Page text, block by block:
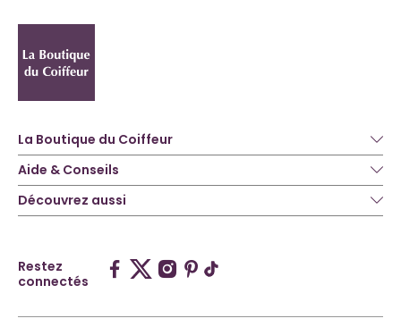
La Boutique du Coiffeur
Aide & Conseils
Découvrez aussi
Restez
connectés